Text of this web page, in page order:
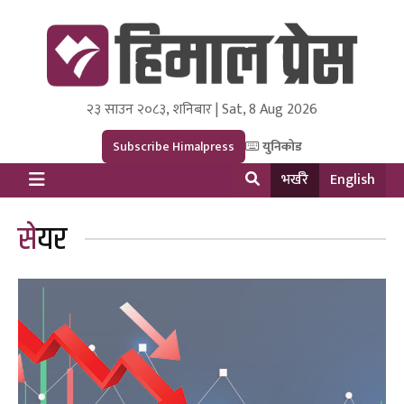
Himal Press
Dot NewsyNepal Media and Research Pvt Ltd.
२३ साउन २०८३, शनिबार | Sat, 8 Aug 2026
Subscribe Himalpress युनिकोड
भर्खरै English
सेयर